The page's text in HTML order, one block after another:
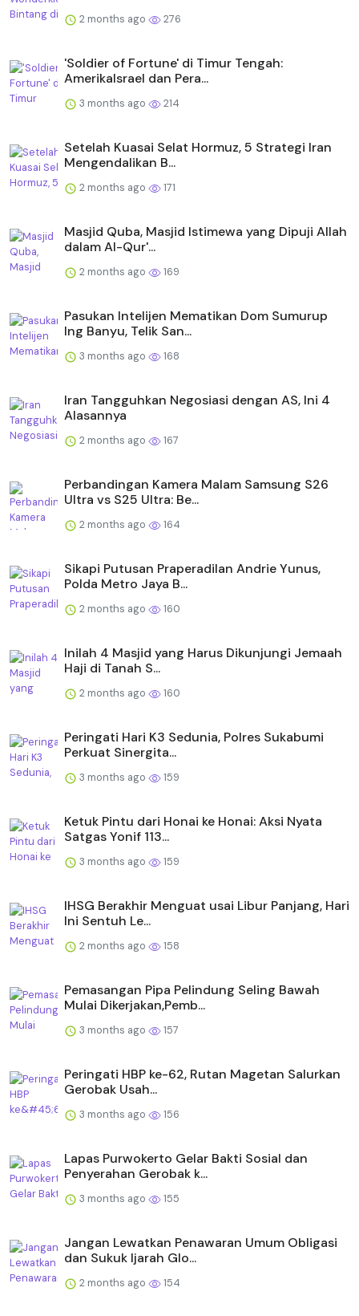
2 months ago 276
'Soldier of Fortune' di Timur Tengah:
AmerikaIsrael dan Pera...
3 months ago 214
Setelah Kuasai Selat Hormuz, 5 Strategi Iran
Mengendalikan B...
2 months ago 171
Masjid Quba, Masjid Istimewa yang Dipuji Allah
dalam Al-Qur'...
2 months ago 169
Pasukan Intelijen Mematikan Dom Sumurup
Ing Banyu, Telik San...
3 months ago 168
Iran Tangguhkan Negosiasi dengan AS, Ini 4
Alasannya
2 months ago 167
Perbandingan Kamera Malam Samsung S26
Ultra vs S25 Ultra: Be...
2 months ago 164
Sikapi Putusan Praperadilan Andrie Yunus,
Polda Metro Jaya B...
2 months ago 160
Inilah 4 Masjid yang Harus Dikunjungi Jemaah
Haji di Tanah S...
2 months ago 160
Peringati Hari K3 Sedunia, Polres Sukabumi
Perkuat Sinergita...
3 months ago 159
Ketuk Pintu dari Honai ke Honai: Aksi Nyata
Satgas Yonif 113...
3 months ago 159
IHSG Berakhir Menguat usai Libur Panjang, Hari
Ini Sentuh Le...
2 months ago 158
Pemasangan Pipa Pelindung Seling Bawah
Mulai Dikerjakan,Pemb...
3 months ago 157
Peringati HBP ke-62, Rutan Magetan Salurkan
Gerobak Usah...
3 months ago 156
Lapas Purwokerto Gelar Bakti Sosial dan
Penyerahan Gerobak k...
3 months ago 155
Jangan Lewatkan Penawaran Umum Obligasi
dan Sukuk Ijarah Glo...
2 months ago 154